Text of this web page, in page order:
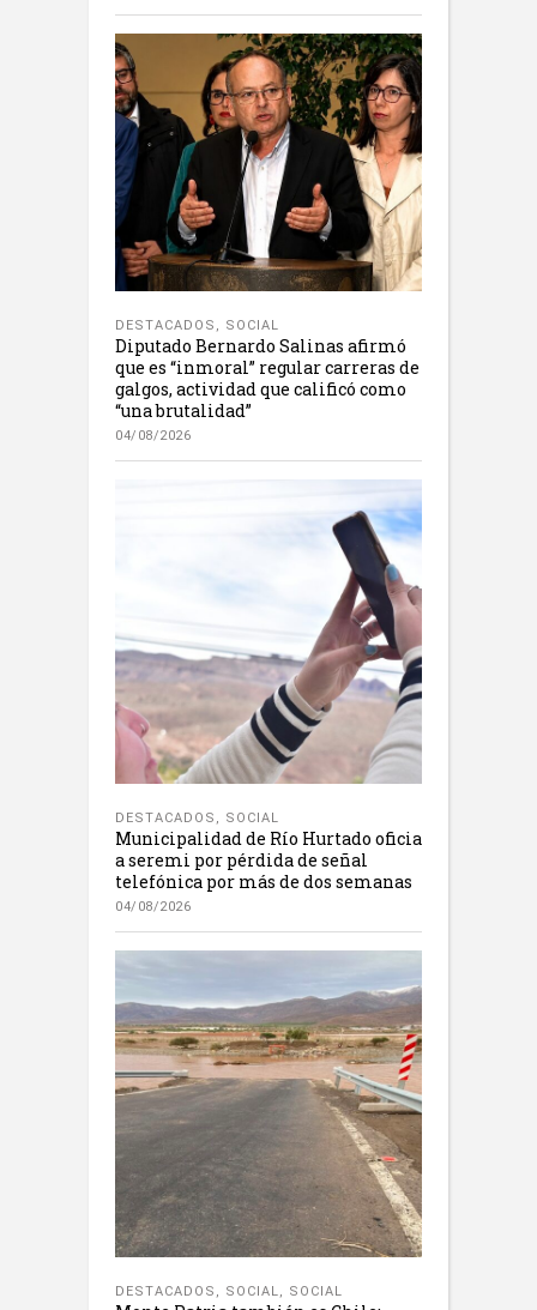
DESTACADOS , SOCIAL
Diputado Bernardo Salinas afirmó
que es “inmoral” regular carreras de
galgos, actividad que calificó como
“una brutalidad”
04/08/2026
DESTACADOS , SOCIAL
Municipalidad de Río Hurtado oficia
a seremi por pérdida de señal
telefónica por más de dos semanas
04/08/2026
DESTACADOS , SOCIAL, SOCIAL